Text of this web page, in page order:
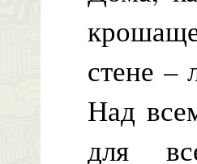
стене
Над
для